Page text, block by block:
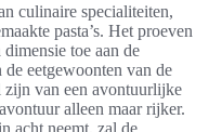
culinaire specialiteiten,
pasta’s. Het proeven
toe aan de
eetgewoonten van de
zijn van een avontuurlijke
alleen maar rijker.
acht neemt, zal de